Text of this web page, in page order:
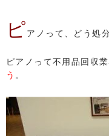
ピアノって、どう処
ピアノって不用品回収
う 。